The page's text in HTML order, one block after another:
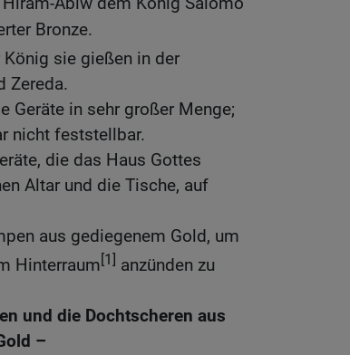
Bronze.
König sie gießen in der
Zereda.
Geräte in sehr großer Menge;
nicht feststellbar.
die das Haus Gottes
Altar und die Tische, auf
aus gediegenem Gold, um
Hinterraum[1] anzünden zu
und die Dochtscheren aus
–